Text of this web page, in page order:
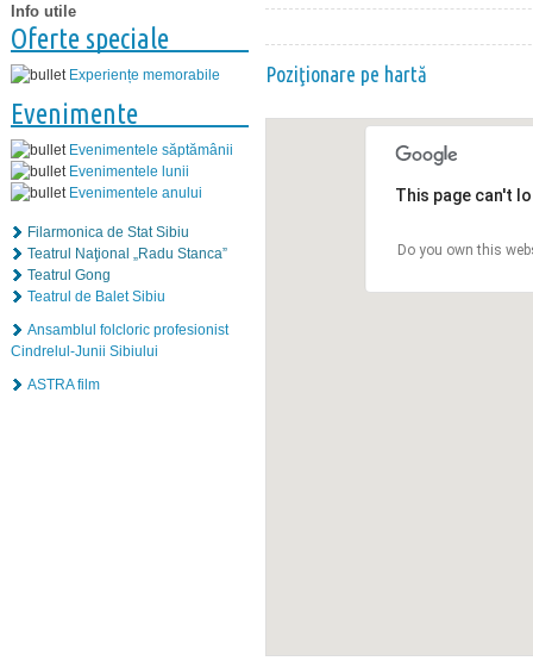
Info utile
Oferte speciale
Experiențe memorabile
Evenimente
Evenimentele săptămânii
Evenimentele lunii
Evenimentele anului
Filarmonica de Stat Sibiu
Teatrul Naţional „Radu Stanca”
Teatrul Gong
Teatrul de Balet Sibiu
Ansamblul folcloric profesionist
Cindrelul-Junii Sibiului
ASTRA film
Poziţionare pe hartă
This page can't
Do you own this